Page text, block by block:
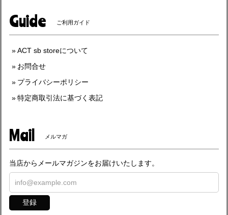
Guide ご利用ガイド
ACT sb storeについて
お問合せ
プライバシーポリシー
特定商取引法に基づく表記
Mail メルマガ
当店からメールマガジンをお届けいたします。
登録